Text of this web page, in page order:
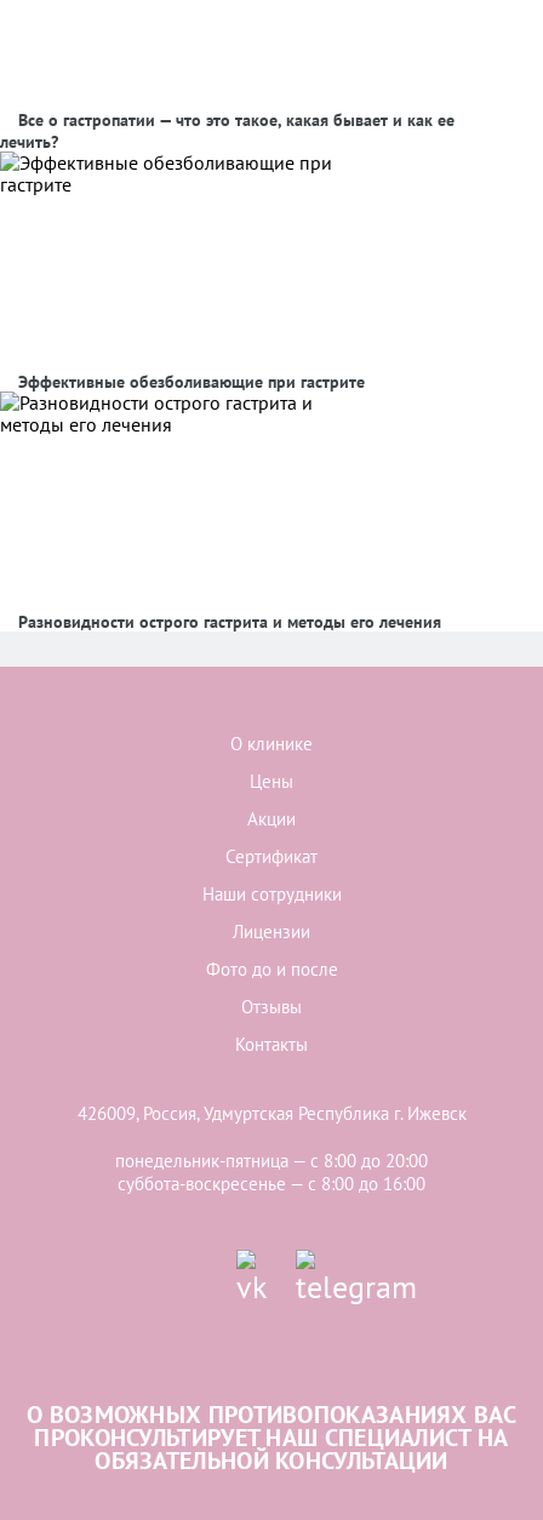
Все о гастропатии — что это такое, какая бывает и как ее
лечить?
Эффективные обезболивающие при гастрите
Разновидности острого гастрита и методы его лечения
О клинике
Цены
Акции
Сертификат
Наши сотрудники
Лицензии
Фото до и после
Отзывы
Контакты
426009, Россия, Удмуртская Республика г. Ижевск
понедельник-пятница — с 8:00 до 20:00
суббота-воскресенье — с 8:00 до 16:00
О ВОЗМОЖНЫХ ПРОТИВОПОКАЗАНИЯХ ВАС
ПРОКОНСУЛЬТИРУЕТ НАШ СПЕЦИАЛИСТ НА
ОБЯЗАТЕЛЬНОЙ КОНСУЛЬТАЦИИ